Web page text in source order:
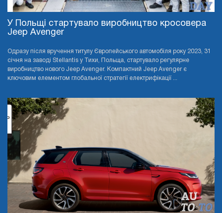
У Польщі стартувало виробництво кросовера
Jeep Avenger
Одразу після вручення титулу Європейського автомобіля року 2023, 31
січня на заводі Stellantis у Тихи, Польща, стартувало регулярне
виробництво нового Jeep Avenger. Компактний Jeep Avenger є
ключовим елементом глобальної стратегії електрифікації ...